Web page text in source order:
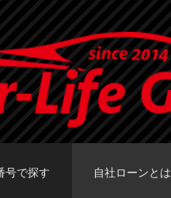
号で探す 自社ローンとは